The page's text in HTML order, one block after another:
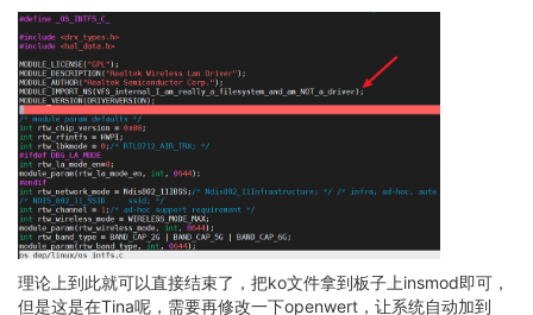
理论上到此就可以直接结束了，把ko文件拿到板子上insmod即可，
但是这是在Tina呢，需要再修改一下openwert，让系统自动加到